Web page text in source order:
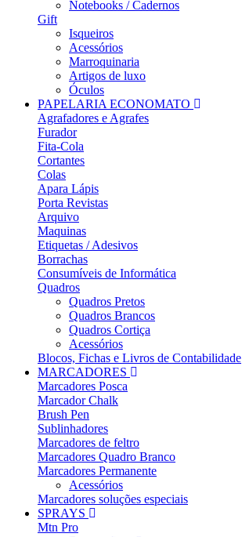
Notebooks / Cadernos
Gift
Isqueiros
Acessórios
Marroquinaria
Artigos de luxo
Óculos
PAPELARIA ECONOMATO
Agrafadores e Agrafes
Furador
Fita-Cola
Cortantes
Colas
Apara Lápis
Porta Revistas
Arquivo
Maquinas
Etiquetas / Adesivos
Borrachas
Consumíveis de Informática
Quadros
Quadros Pretos
Quadros Brancos
Quadros Cortiça
Acessórios
Blocos, Fichas e Livros de Contabilidade
MARCADORES
Marcadores Posca
Marcador Chalk
Brush Pen
Sublinhadores
Marcadores de feltro
Marcadores Quadro Branco
Marcadores Permanente
Acessórios
Marcadores soluções especiais
SPRAYS
Mtn Pro